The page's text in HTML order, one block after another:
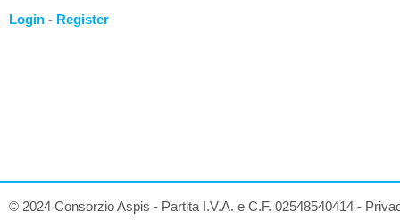
Login - Register
© 2024 Consorzio Aspis - Partita I.V.A. e C.F. 02548540414 -